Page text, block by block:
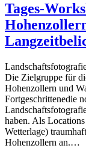
Tages-
Die Zielgruppe für
Hohenzollern und
Fortgeschrittenedie
haben. Als
Wetterlage)
Hohenzollern an.…